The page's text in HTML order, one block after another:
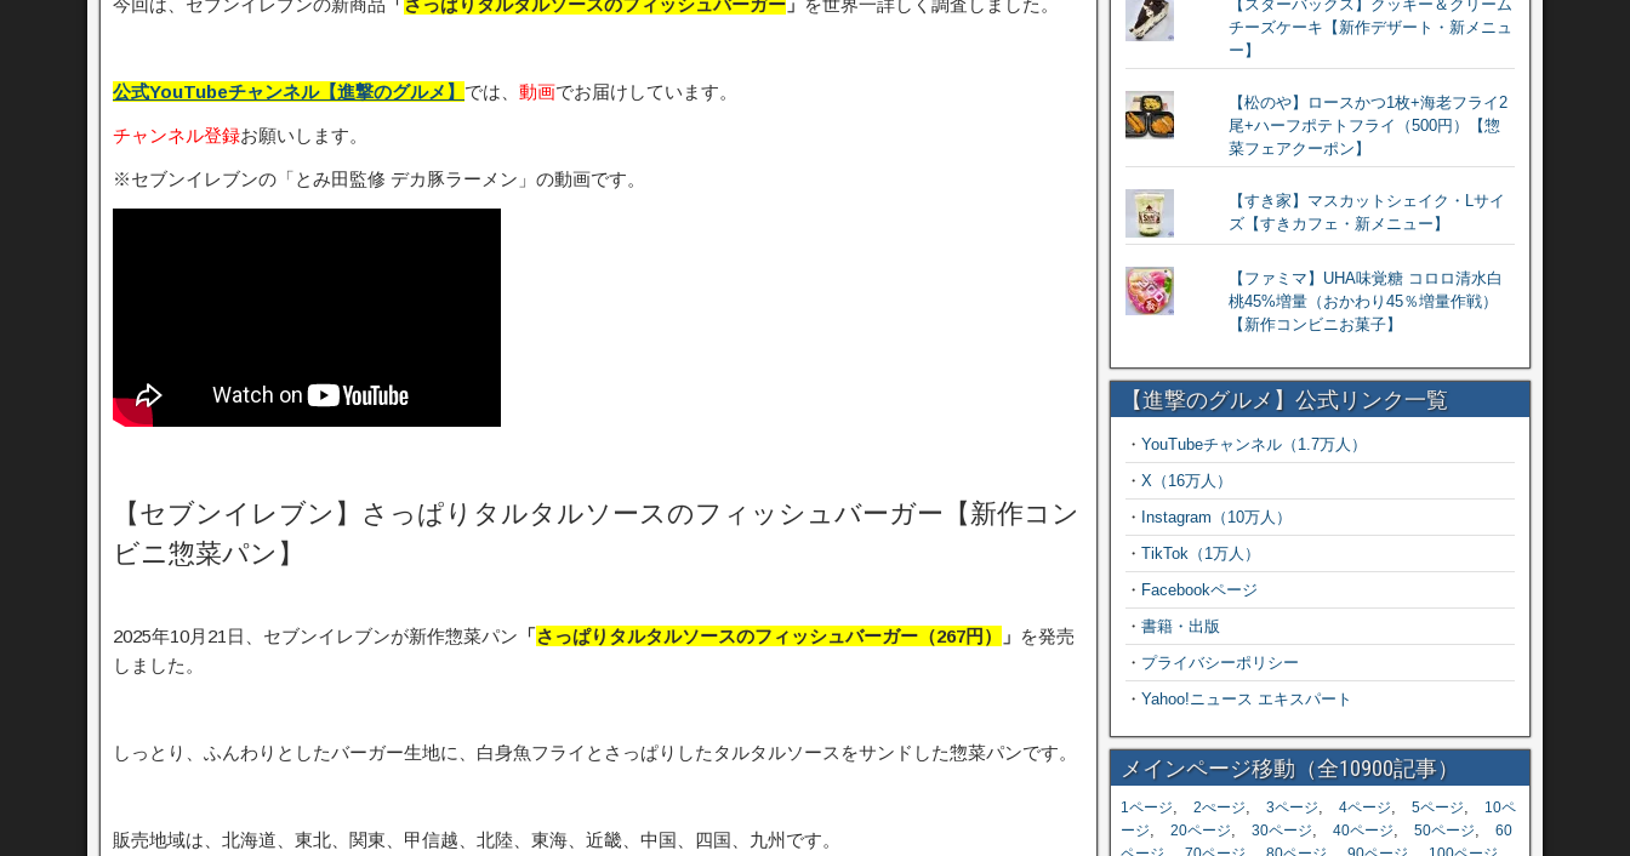
今回は、セブンイレブンの新商品 「さっぱりタルタルソースのフィッシュバーガー 」 を世界一詳しく調査しました。
公式YouTubeチャンネル【進撃のグルメ】 では、 動画でお届けしています。
チャンネル登録お願いします。
※セブンイレブンの「とみ田監修 デカ豚ラーメン」の動画です。
【セブンイレブン】さっぱりタルタルソースのフィッシュバーガー【新作コン
ビニ惣菜パン】
2025年10月21日、セブンイレブンが新作惣菜パン 「さっぱりタルタルソースのフィッシュバーガー（267円） 」 を発売
しました。
しっとり、ふんわりとしたバーガー生地に、白身魚フライとさっぱりしたタルタルソースをサンドした惣菜パンです。
販売地域は、北海道、東北、関東、甲信越、北陸、東海、近畿、中国、四国、九州です。
【スターバックス】クッキー＆クリーム
チーズケーキ【新作デザート・新メニュ
ー】
【松のや】ロースかつ1枚+海老フライ2
尾+ハーフポテトフライ（500円）【惣
菜フェアクーポン】
【すき家】マスカットシェイク・Lサイ
ズ【すきカフェ・新メニュー】
【ファミマ】UHA味覚糖 コロロ清水白
桃45%増量（おかわり45％増量作戦）
【新作コンビニお菓子】
【進撃のグルメ】公式リンク一覧
・ YouTubeチャンネル（1.7万人）
・ X（16万人）
・ Instagram（10万人）
・ TikTok（1万人）
・ Facebookページ
・ 書籍・出版
・ プライバシーポリシー
・ Yahoo!ニュース エキスパート
メインページ移動（全10900記事）
1ページ, 2ぺージ, 3ページ, 4ページ, 5ページ,
10ペ
ージ, 20ページ, 30ページ, 40ページ, 50ページ, 60